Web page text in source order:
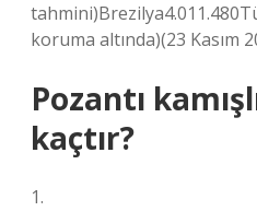
koruma altında)(23 Kasım
Pozantı
kaçtır?
1.